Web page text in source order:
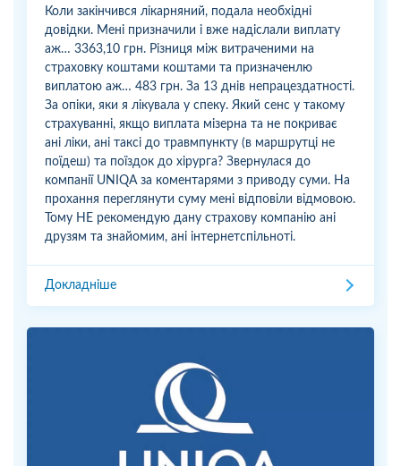
Коли закінчився лікарняний, подала необхідні
довідки. Мені призначили і вже надіслали виплату
аж… 3363,10 грн. Різниця між витраченими на
страховку коштами коштами та призначенлю
виплатою аж… 483 грн. За 13 днів непрацездатності.
За опіки, яки я лікувала у спеку. Який сенс у такому
страхуванні, якщо виплата мізерна та не покриває
ані ліки, ані таксі до травмпункту (в маршрутці не
поїдеш) та поїздок до хірурга? Звернулася до
компанії UNIQA за коментарями з приводу суми. На
прохання переглянути суму мені відповіли відмовою.
Тому НЕ рекомендую дану страхову компанію ані
друзям та знайомим, ані інтернетспільноті.
Докладніше